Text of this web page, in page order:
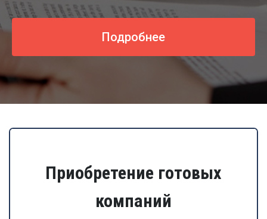
Подробнее
Приобретение готовых
компаний